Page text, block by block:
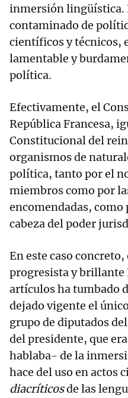
inmersión lingüística.
contaminado de
científicos y técnicos,
lamentable y
política.
Efectivamente, el
República Francesa,
Constitucional del
organismos de
política, tanto por el
miembros como por
encomendadas, como
cabeza del poder
En este caso
progresista y brillante
artículos ha tumbado
dejado vigente el
grupo de diputados
del presidente, que
hablaba- de la
hace del uso en actos
diacríticosde las